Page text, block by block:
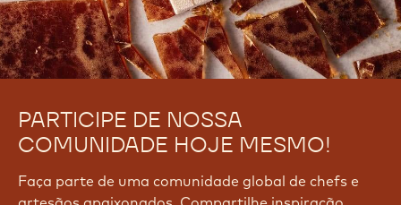
PARTICIPE DE NOSSA
COMUNIDADE HOJE MESMO!
Faça parte de uma comunidade global de chefs e